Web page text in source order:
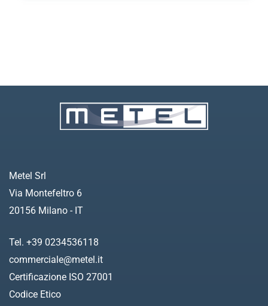
Metel Srl
Via Montefeltro 6
20156 Milano - IT
Tel. +39 0234536118
commerciale@metel.it
Certificazione ISO 27001
Codice Etico